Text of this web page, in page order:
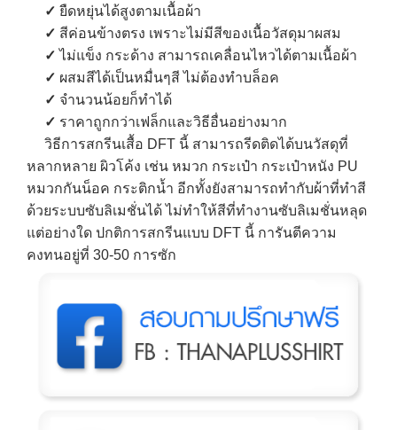
✓ ยืดหยุ่นได้สูงตามเนื้อผ้า
✓ สีค่อนข้างตรง เพราะไม่มีสีของเนื้อวัสดุมาผสม
✓ไม่แข็ง กระด้าง สามารถเคลื่อนไหวได้ตามเนื้อผ้า
✓ ผสมสีได้เป็นหมื่นๆสี ไม่ต้องทำบล็อค
✓ จำนวนน้อยก็ทำได้
✓ ราคาถูกกว่าเฟล็กและวิธีอื่นอย่างมาก
วิธีการสกรีนเสื้อ DFT นี้ สามารถรีดติดได้บนวัสดุที่
หลากหลาย ผิวโค้ง เช่น หมวก กระเป๋า กระเป๋าหนัง PU
หมวกกันน็อค กระติกน้ำ อีกทั้งยังสามารถทำกับผ้าที่ทำสี
ด้วยระบบซับลิเมชั่นได้ ไม่ทำให้สีที่ทำงานซับลิเมชั่นหลุด
แต่อย่างใด ปกติการสกรีนแบบ DFT นี้ การันตีความ
คงทนอยู่ที่ 30-50 การซัก